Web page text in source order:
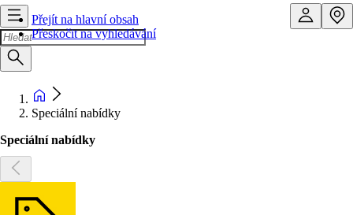
Přejít na hlavní obsah
Přeskočit na vyhledávání
Speciální nabídky
Speciální nabídky